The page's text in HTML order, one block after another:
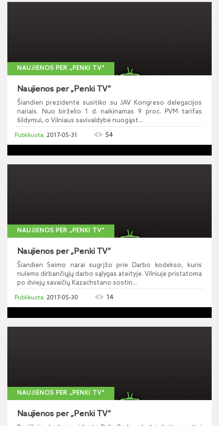
NAUJIENOS PER „PENKI TV“
Naujienos per „Penki TV“
Šiandien prezidentė susitiko su JAV Kongreso delegacijos
nariais. Nuo birželio 1 d. naikinamas 9 proc. PVM tarifas
šildymui, o Vilniaus savivaldybė nuogąst...
2017-05-31 54
NAUJIENOS PER „PENKI TV“
Naujienos per „Penki TV“
Šiandien Seimo narai sugrįžo prie Darbo kodekso, kuris
nulems dirbančiųjų darbo sąlygas ateityje. Vilniuje pristatoma
po dviejų savaičių Kazachstano sostin...
2017-05-30 14
NAUJIENOS PER „PENKI TV“
Naujienos per „Penki TV“